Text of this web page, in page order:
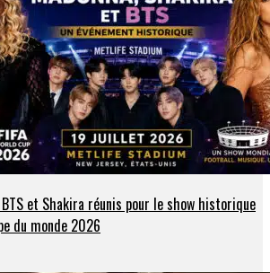
BTS et Shakira réunis pour le show historique
du monde 2026